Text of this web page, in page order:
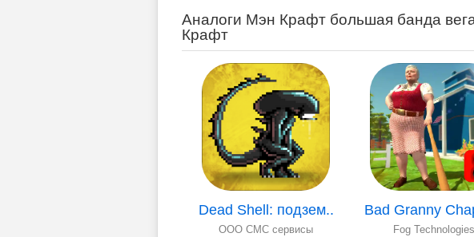
Аналоги Мэн Крафт большая банда
Крафт
Dead Shell: подзем..
OOO СМС сервисы
Bad Granny
Fog Technologies